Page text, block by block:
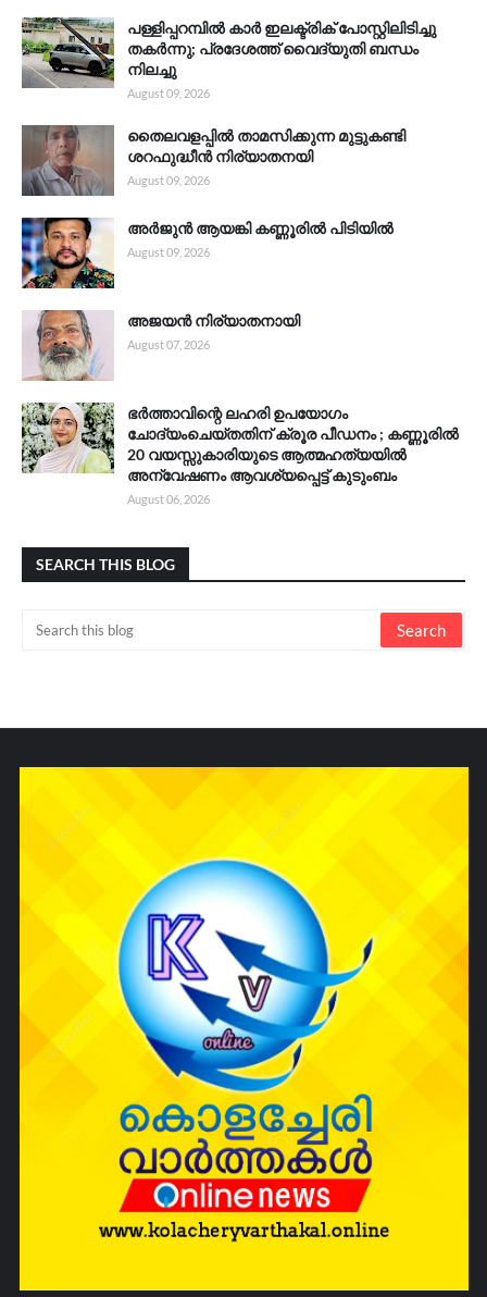
പള്ളിപ്പറമ്പിൽ കാർ ഇലക്ട്രിക് പോസ്റ്റിലിടിച്ചു
തകർന്നു; പ്രദേശത്ത് വൈദ്യുതി ബന്ധം
നിലച്ചു
August 09, 2026
തൈലവളപ്പിൽ താമസിക്കുന്ന മുട്ടുകണ്ടി
ശറഫുദ്ധീൻ നിര്യാതനയി
August 09, 2026
അർജുൻ ആയങ്കി കണ്ണൂരിൽ പിടിയിൽ
August 09, 2026
അജയൻ നിര്യാതനായി
August 07, 2026
ഭർത്താവിന്റെ ലഹരി ഉപയോഗം
ചോദ്യംചെയ്തതിന് ക്രൂര പീഡനം ; കണ്ണൂരിൽ
20 വയസ്സുകാരിയുടെ ആത്മഹത്യയിൽ
അന്വേഷണം ആവശ്യപ്പെട്ട് കുടുംബം
August 06, 2026
SEARCH THIS BLOG